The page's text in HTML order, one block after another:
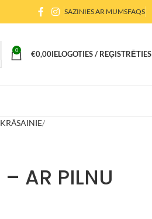
SAZINIES AR MUMSFAQS
0 €0,00IELOGOTIES / REĢISTRĒTIES
AR PILNU